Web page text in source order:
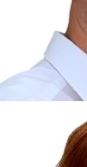
webovými
Vďaka cookies
naozaj hľadáte a
Kedykoľvek sa
používania
Zákon uvádza, že
zariadení, pokiaľ
Cookies,
Technické a